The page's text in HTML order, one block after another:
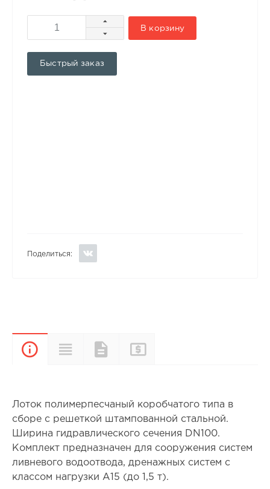
В корзину
Быстрый заказ
Поделиться:
ОписаниеХарактеристики
Документы
Лоток полимерпесчаный коробчатого типа в
сборе с решеткой штампованной стальной.
Ширина гидравлического сечения DN100.
Комплект предназначен для сооружения систем
ливневого водоотвода, дренажных систем с
классом нагрузки А15 (до 1,5 т).